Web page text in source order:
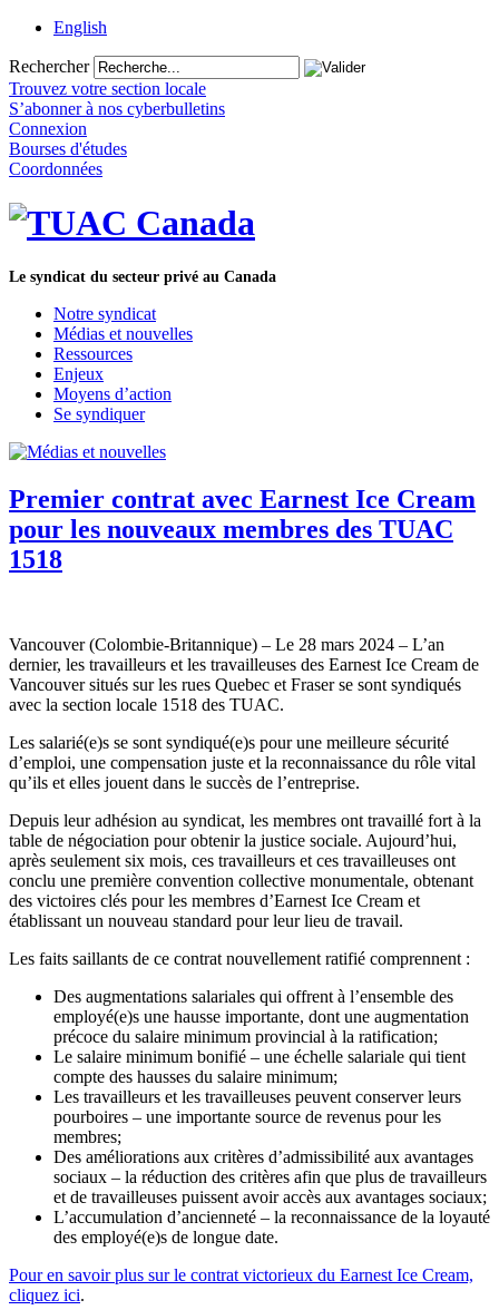
English
Rechercher
Trouvez votre section locale
S’abonner à nos cyberbulletins
Connexion
Bourses d'études
Coordonnées
Le syndicat du secteur privé au Canada
Notre syndicat
Médias et nouvelles
Ressources
Enjeux
Moyens d’action
Se syndiquer
Premier contrat avec Earnest Ice Cream
pour les nouveaux membres des TUAC
1518
Vancouver (Colombie-Britannique) – Le 28 mars 2024 – L’an
dernier, les travailleurs et les travailleuses des Earnest Ice Cream de
Vancouver situés sur les rues Quebec et Fraser se sont syndiqués
avec la section locale 1518 des TUAC.
Les salarié(e)s se sont syndiqué(e)s pour une meilleure sécurité
d’emploi, une compensation juste et la reconnaissance du rôle vital
qu’ils et elles jouent dans le succès de l’entreprise.
Depuis leur adhésion au syndicat, les membres ont travaillé fort à la
table de négociation pour obtenir la justice sociale. Aujourd’hui,
après seulement six mois, ces travailleurs et ces travailleuses ont
conclu une première convention collective monumentale, obtenant
des victoires clés pour les membres d’Earnest Ice Cream et
établissant un nouveau standard pour leur lieu de travail.
Les faits saillants de ce contrat nouvellement ratifié comprennent :
Des augmentations salariales qui offrent à l’ensemble des
employé(e)s une hausse importante, dont une augmentation
précoce du salaire minimum provincial à la ratification;
Le salaire minimum bonifié – une échelle salariale qui tient
compte des hausses du salaire minimum;
Les travailleurs et les travailleuses peuvent conserver leurs
pourboires – une importante source de revenus pour les
membres;
Des améliorations aux critères d’admissibilité aux avantages
sociaux – la réduction des critères afin que plus de travailleurs
et de travailleuses puissent avoir accès aux avantages sociaux;
L’accumulation d’ancienneté – la reconnaissance de la loyauté
des employé(e)s de longue date.
Pour en savoir plus sur le contrat victorieux du Earnest Ice Cream,
cliquez ici.